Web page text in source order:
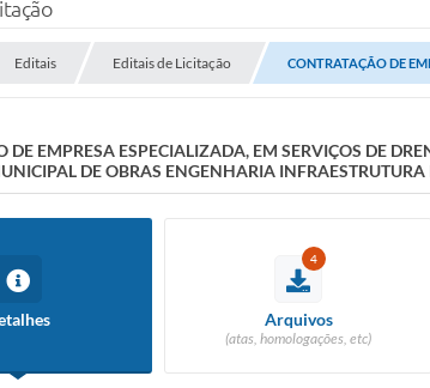
Editais Editais de Licitação CONTRATAÇÃO DE
DE EMPRESA ESPECIALIZADA, EM SERVIÇOS DE
DE OBRAS ENGENHARIA
4
Arquivos
(atas, homologações, etc)